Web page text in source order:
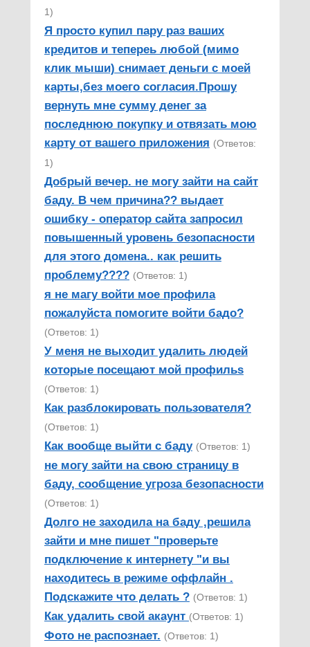
1)
Я просто купил пару раз ваших
кредитов и тепереь любой (мимо
клик мыши) снимает деньги с моей
карты,без моего согласия.Прошу
вернуть мне сумму денег за
последнюю покупку и отвязать мою
карту от вашего приложения (Ответов:
1)
Добрый вечер. не могу зайти на сайт
баду. В чем причина?? выдает
ошибку - оператор сайта запросил
повышенный уровень безопасности
для этого домена.. как решить
проблему???? (Ответов: 1)
я не магу войти мое профила
пожалуйста помогите войти бадо?
(Ответов: 1)
У меня не выходит удалить людей
которые посещают мой профильs
(Ответов: 1)
Как разблокировать пользователя?
(Ответов: 1)
Как вообще выйти с баду (Ответов: 1)
не могу зайти на свою страницу в
баду, сообщение угроза безопасности
(Ответов: 1)
Долго не заходила на баду ,решила
зайти и мне пишет "проверьте
подключение к интернету "и вы
находитесь в режиме оффлайн .
Подскажите что делать ? (Ответов: 1)
Как удалить свой акаунт (Ответов: 1)
Фото не распознает. (Ответов: 1)